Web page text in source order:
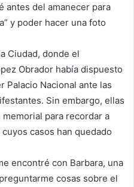
antes del amanecer para
y poder hacer una foto
Ciudad, donde el
Obrador había dispuesto
Palacio Nacional ante las
Sin embargo, ellas
para recordar a
casos han quedado
encontré con Barbara, una
cosas sobre el